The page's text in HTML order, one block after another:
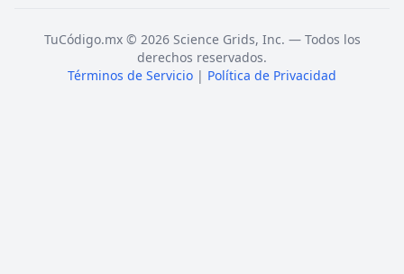
TuCódigo.mx © 2026 Science Grids, Inc. — Todos los
derechos reservados.
Términos de Servicio | Política de Privacidad